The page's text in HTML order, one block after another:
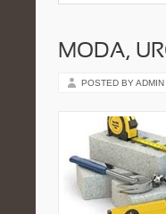
MODA,
POSTED BY ADMIN